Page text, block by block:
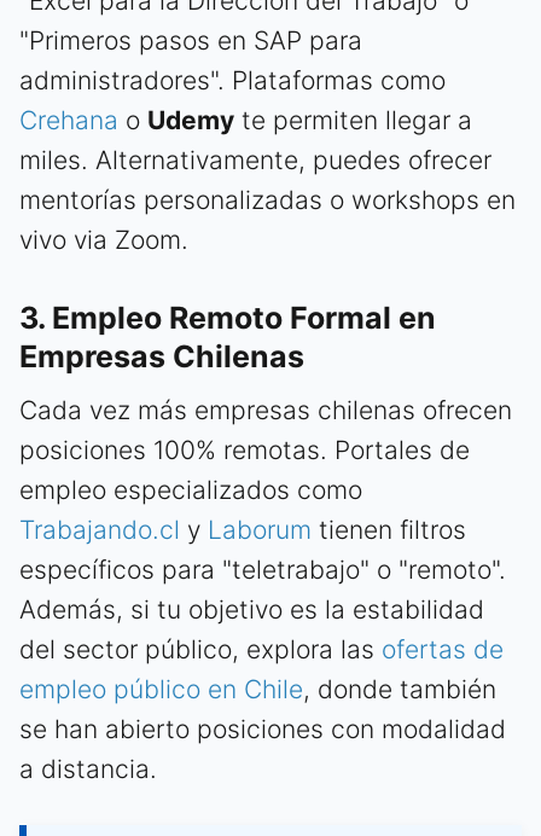
"Primeros pasos en SAP para
administradores". Plataformas como
Crehana o Udemy te permiten llegar a
miles. Alternativamente, puedes ofrecer
mentorías personalizadas o workshops en
vivo via Zoom.
3. Empleo Remoto Formal en
Empresas Chilenas
Cada vez más empresas chilenas ofrecen
posiciones 100% remotas. Portales de
empleo especializados como
Trabajando.cl y Laborum tienen filtros
específicos para "teletrabajo" o "remoto".
Además, si tu objetivo es la estabilidad
del sector público, explora las ofertas de
empleo público en Chile, donde también
se han abierto posiciones con modalidad
a distancia.